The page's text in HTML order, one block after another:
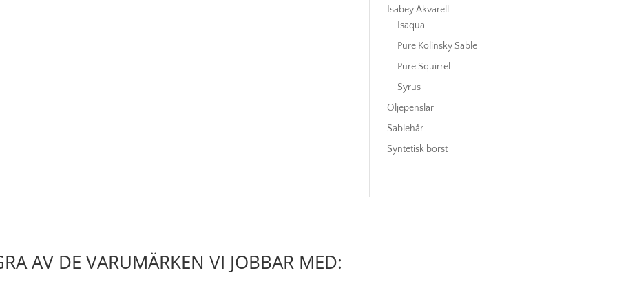
Isabey Akvarell
Isaqua
Pure Kolinsky Sable
Pure Squirrel
Syrus
Oljepenslar
Sablehår
Syntetisk borst
AV DE VARUMÄRKEN VI JOBBAR MED: